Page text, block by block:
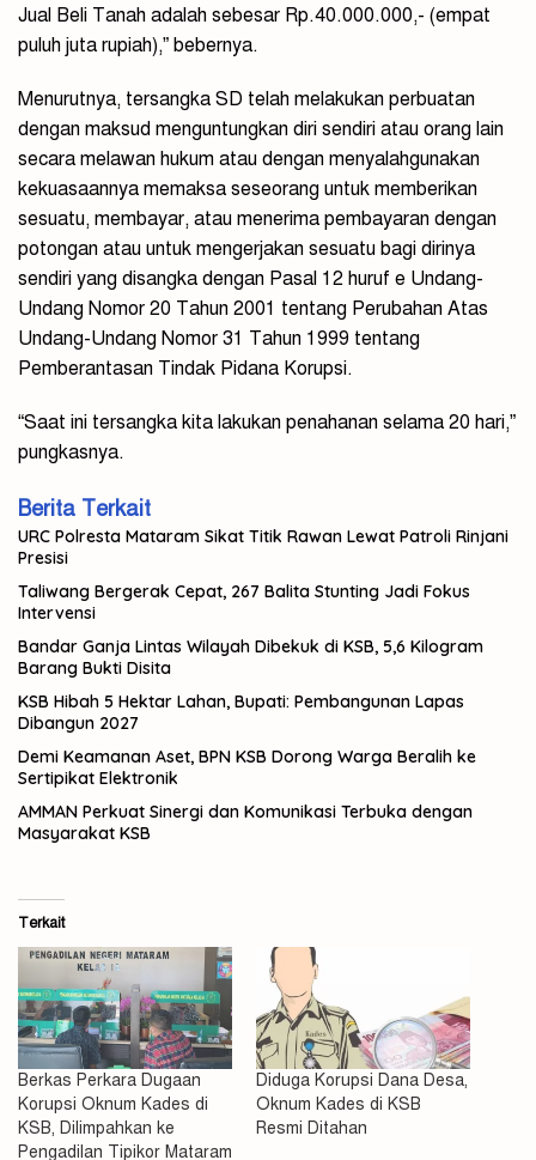
Jual Beli Tanah adalah sebesar Rp.40.000.000,- (empat
puluh juta rupiah),” bebernya.
Menurutnya, tersangka SD telah melakukan perbuatan
dengan maksud menguntungkan diri sendiri atau orang lain
secara melawan hukum atau dengan menyalahgunakan
kekuasaannya memaksa seseorang untuk memberikan
sesuatu, membayar, atau menerima pembayaran dengan
potongan atau untuk mengerjakan sesuatu bagi dirinya
sendiri yang disangka dengan Pasal 12 huruf e Undang-
Undang Nomor 20 Tahun 2001 tentang Perubahan Atas
Undang-Undang Nomor 31 Tahun 1999 tentang
Pemberantasan Tindak Pidana Korupsi.
“Saat ini tersangka kita lakukan penahanan selama 20 hari,”
pungkasnya.
Berita Terkait
URC Polresta Mataram Sikat Titik Rawan Lewat Patroli Rinjani
Presisi
Taliwang Bergerak Cepat, 267 Balita Stunting Jadi Fokus
Intervensi
Bandar Ganja Lintas Wilayah Dibekuk di KSB, 5,6 Kilogram
Barang Bukti Disita
KSB Hibah 5 Hektar Lahan, Bupati: Pembangunan Lapas
Dibangun 2027
Demi Keamanan Aset, BPN KSB Dorong Warga Beralih ke
Sertipikat Elektronik
AMMAN Perkuat Sinergi dan Komunikasi Terbuka dengan
Masyarakat KSB
Terkait
Berkas Perkara Dugaan
Korupsi Oknum Kades di
KSB, Dilimpahkan ke
Pengadilan Tipikor Mataram
Diduga Korupsi Dana Desa,
Oknum Kades di KSB
Resmi Ditahan